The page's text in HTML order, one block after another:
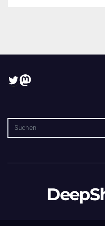
Twitter
Mastodon